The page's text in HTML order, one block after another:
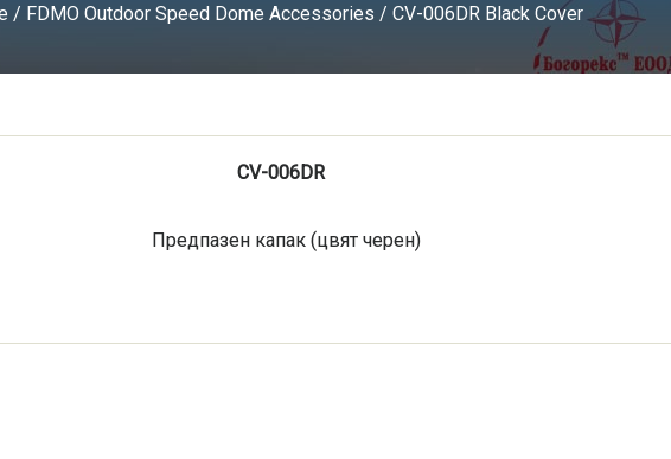
/ FDMO Outdoor Speed Dome Accessories / CV-006DR Black Cover
CV-006DR
Предпазен капак (цвят черен)